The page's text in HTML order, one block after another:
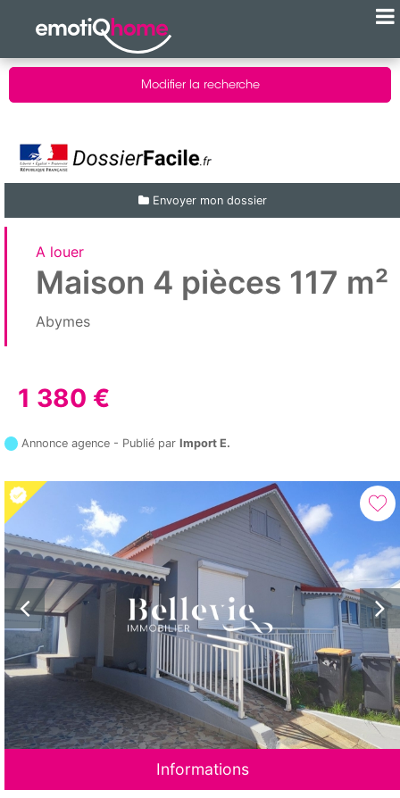
Modifier la recherche
Envoyer mon dossier
A louer
Maison 4 pièces 117 m²
Abymes
1 380 €
Annonce agence - Publié parImport E.
Informations